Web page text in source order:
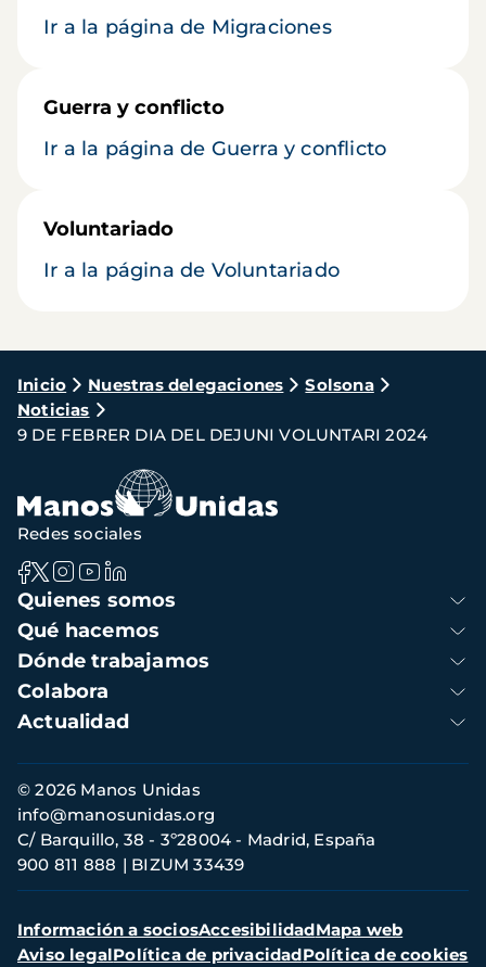
Ir a la página de Migraciones
Guerra y conflicto
Ir a la página de Guerra y conflicto
Voluntariado
Ir a la página de Voluntariado
Ruta
de
navegación
Inicio Nuestras delegaciones
Solsona
Noticias
9 DE FEBRER DIA DEL DEJUNI VOLUNTARI 2024
Navegación
principal
Quienes somos
Qué hacemos
Dónde trabajamos
Colabora
Actualidad
Redes sociales
Información
de
contacto
© 2026 Manos Unidas
C/ Barquillo, 38 - 3º28004 - Madrid, España
900 811 888
BIZUM 33439
info@manosunidas.org
Menú
secundario
Información a sociosAccesibilidadMapa web
Aviso legalPolítica de privacidadPolítica de cookies